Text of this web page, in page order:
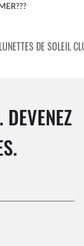
LUNETTES DE SOLEIL